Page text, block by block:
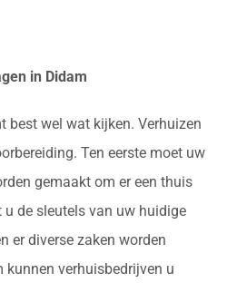
in Didam
best wel wat kijken. Verhuizen
Ten eerste moet uw
gemaakt om er een thuis
de sleutels van uw huidige
er diverse zaken worden
kunnen verhuisbedrijven u